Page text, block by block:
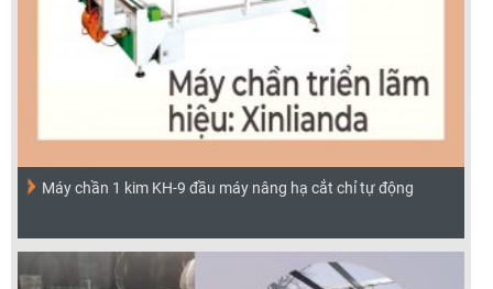
Máy chần 1 kim KH-9 đầu máy nâng hạ cắt chỉ tự động